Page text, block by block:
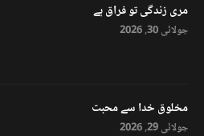
مری زندگی تو فراق ہے
جولائی 30, 2026
مخلوق خدا سے محبت
جولائی 29, 2026